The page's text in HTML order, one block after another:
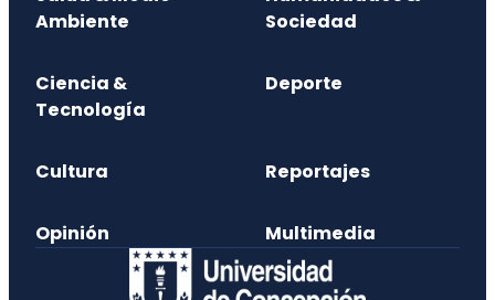
Ambiente
Sociedad
Ciencia &
Tecnología
Deporte
Cultura Reportajes
Opinión Multimedia